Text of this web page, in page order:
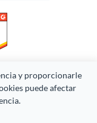
y proporcionarle
puede afectar
LLC. (DBA Visme).